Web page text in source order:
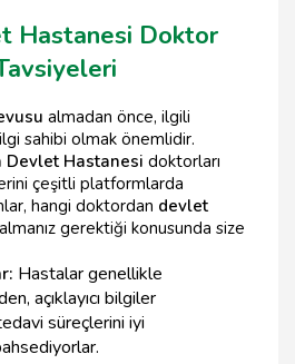
Hastanesi Doktor
almadan önce, ilgili
sahibi olmak önemlidir.
Devlet Hastanesi doktorları
çeşitli platformlarda
hangi doktordan devlet
almanız gerektiği konusunda size
Hastalar genellikle
açıklayıcı bilgiler
süreçlerini iyi